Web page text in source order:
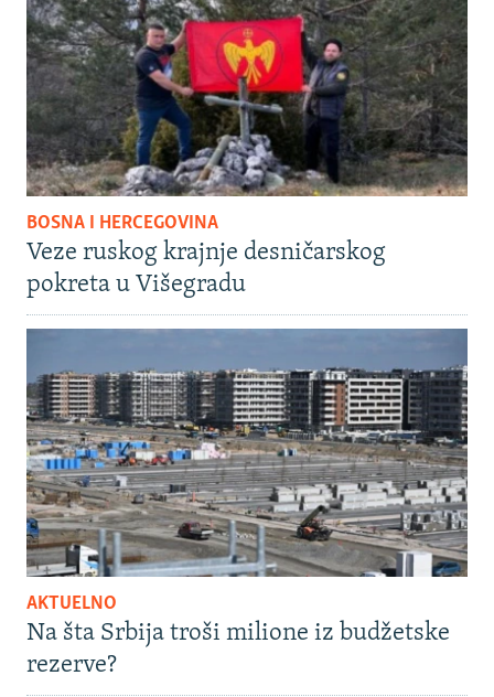
BOSNA I HERCEGOVINA
Veze ruskog krajnje desničarskog
pokreta u Višegradu
AKTUELNO
Na šta Srbija troši milione iz budžetske
rezerve?